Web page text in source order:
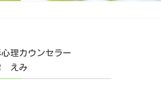
理カウンセラー
えみ